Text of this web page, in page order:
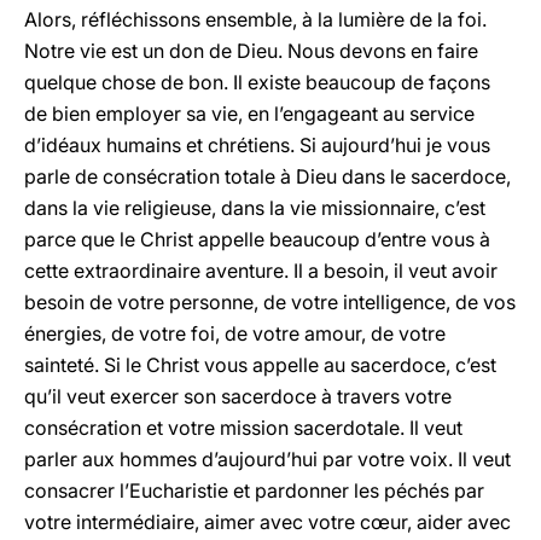
Alors, réfléchissons ensemble, à la lumière de la foi.
Notre vie est un don de Dieu. Nous devons en faire
quelque chose de bon. Il existe beaucoup de façons
de bien employer sa vie, en l’engageant au service
d’idéaux humains et chrétiens. Si aujourd’hui je vous
parle de consécration totale à Dieu dans le sacerdoce,
dans la vie religieuse, dans la vie missionnaire, c’est
parce que le Christ appelle beaucoup d’entre vous à
cette extraordinaire aventure. Il a besoin, il veut avoir
besoin de votre personne, de votre intelligence, de vos
énergies, de votre foi, de votre amour, de votre
sainteté. Si le Christ vous appelle au sacerdoce, c’est
qu’il veut exercer son sacerdoce à travers votre
consécration et votre mission sacerdotale. Il veut
parler aux hommes d’aujourd’hui par votre voix. Il veut
consacrer l’Eucharistie et pardonner les péchés par
votre intermédiaire, aimer avec votre cœur, aider avec